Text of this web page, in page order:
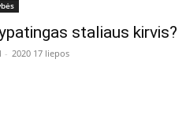
staliaus kirvis?
- 2020 17 liepos